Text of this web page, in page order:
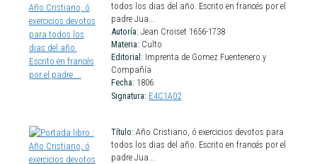
todos los dias del año. Escrito en francés por el
padre Jua...
Autoría: Jean Croiset 1656-1738
Materia: Culto
Editorial: Imprenta de Gomez Fuentenero y
Compañía
Fecha: 1806
Signatura: E4C1A02
Título: Año Cristiano, ó exercicios devotos para
todos los dias del año. Escrito en francés por el
padre Jua...